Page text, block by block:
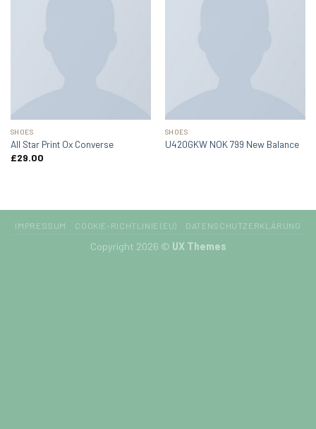
SHOES
All Star Print Ox Converse
£29.00
SHOES
U420GKW NOK 799 New Balance
IMPRESSUM COOKIE-RICHTLINIE (EU) DATENSCHUTZERKLÄRUNG
Copyright 2026 © UX Themes